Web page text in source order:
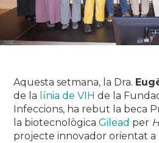
Aquesta setmana, la Dra.
de la línia de VIH de la
Infeccions, ha rebut la beca
la biotecnològicaGilead per
projecte innovador orientat